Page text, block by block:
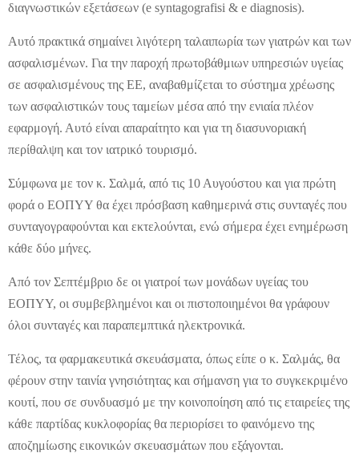
διαγνωστικών εξετάσεων (e syntagografisi & e diagnosis).
Αυτό πρακτικά σημαίνει λιγότερη ταλαιπωρία των γιατρών και των
ασφαλισμένων. Για την παροχή πρωτοβάθμιων υπηρεσιών υγείας
σε ασφαλισμένους της ΕΕ, αναβαθμίζεται το σύστημα χρέωσης
των ασφαλιστικών τους ταμείων μέσα από την ενιαία πλέον
εφαρμογή. Αυτό είναι απαραίτητο και για τη διασυνοριακή
περίθαλψη και τον ιατρικό τουρισμό.
Σύμφωνα με τον κ. Σαλμά, από τις 10 Αυγούστου και για πρώτη
φορά ο ΕΟΠΥΥ θα έχει πρόσβαση καθημερινά στις συνταγές που
συνταγογραφούνται και εκτελούνται, ενώ σήμερα έχει ενημέρωση
κάθε δύο μήνες.
Από τον Σεπτέμβριο δε οι γιατροί των μονάδων υγείας του
ΕΟΠΥΥ, οι συμβεβλημένοι και οι πιστοποιημένοι θα γράφουν
όλοι συνταγές και παραπεμπτικά ηλεκτρονικά.
Τέλος, τα φαρμακευτικά σκευάσματα, όπως είπε ο κ. Σαλμάς, θα
φέρουν στην ταινία γνησιότητας και σήμανση για το συγκεκριμένο
κουτί, που σε συνδυασμό με την κοινοποίηση από τις εταιρείες της
κάθε παρτίδας κυκλοφορίας θα περιορίσει το φαινόμενο της
αποζημίωσης εικονικών σκευασμάτων που εξάγονται.